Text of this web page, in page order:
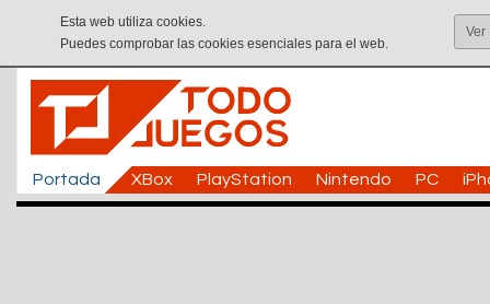
Esta web utiliza cookies.
Puedes comprobar las cookies esenciales para el web.
Ver
Portada XBox PlayStation Nintendo PC